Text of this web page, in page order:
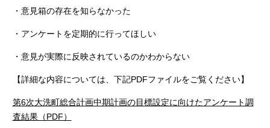
・意見箱の存在を知らなかった
・アンケートを定期的に行ってほしい
・意見が実際に反映されているのかわからない
【詳細な内容については、下記PDFファイルをご覧ください】
第6次大洗町総合計画中期計画の目標設定に向けたアンケート調
査結果（PDF）